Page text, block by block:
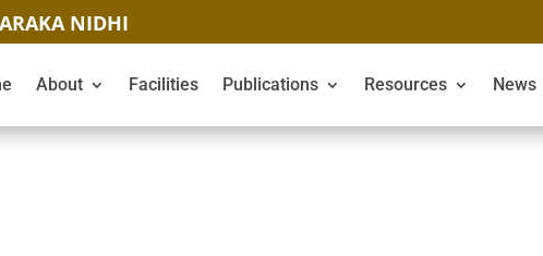
NIDHI
About Facilities Publications Resources News